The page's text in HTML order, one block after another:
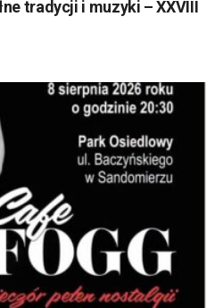
tradycji i muzyki – XXVIII